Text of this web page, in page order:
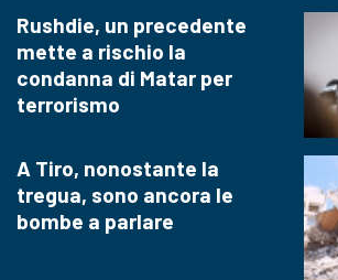
Rushdie, un precedente
mette a rischio la
condanna di Matar per
terrorismo
A Tiro, nonostante la
tregua, sono ancora le
bombe a parlare